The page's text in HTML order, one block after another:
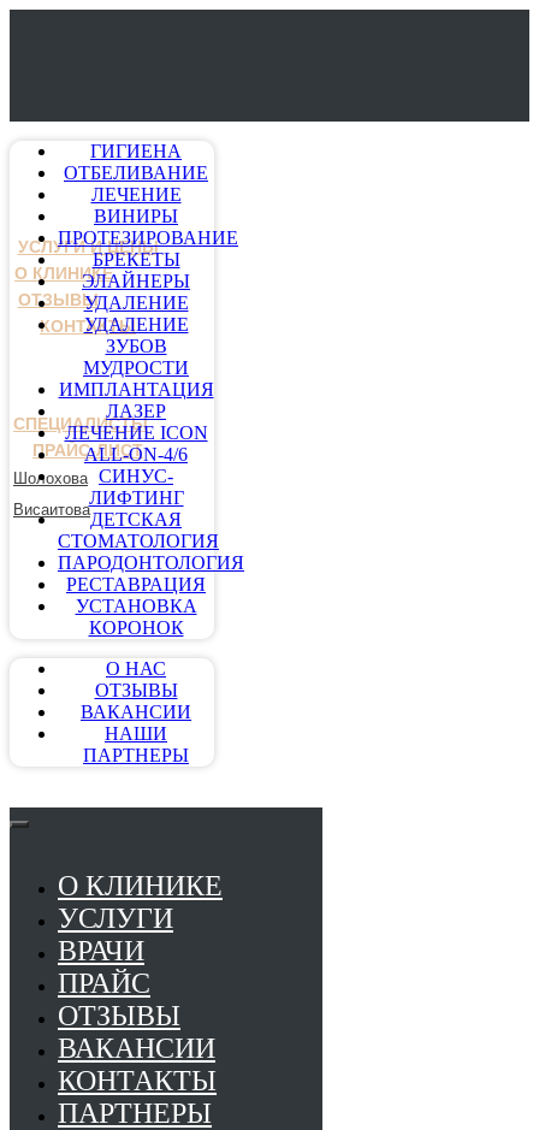
УСЛУГИ И ЦЕНЫ
О КЛИНИКЕ
ОТЗЫВЫ
КОНТАКТЫ
СПЕЦИАЛИСТЫ
ПРАЙС-ЛИСТ
Шолохова
Висаитова
ГИГИЕНА
ОТБЕЛИВАНИЕ
ЛЕЧЕНИЕ
ВИНИРЫ
ПРОТЕЗИРОВАНИЕ
БРЕКЕТЫ
ЭЛАЙНЕРЫ
УДАЛЕНИЕ
УДАЛЕНИЕ
ЗУБОВ
МУДРОСТИ
ИМПЛАНТАЦИЯ
ЛАЗЕР
ЛЕЧЕНИЕ ICON
ALL-ON-4/6
СИНУС-
ЛИФТИНГ
ДЕТСКАЯ
СТОМАТОЛОГИЯ
ПАРОДОНТОЛОГИЯ
РЕСТАВРАЦИЯ
УСТАНОВКА
КОРОНОК
О НАС
ОТЗЫВЫ
ВАКАНСИИ
НАШИ
ПАРТНЕРЫ
О КЛИНИКЕ
УСЛУГИ
ВРАЧИ
ПРАЙС
ОТЗЫВЫ
ВАКАНСИИ
КОНТАКТЫ
ПАРТНЕРЫ